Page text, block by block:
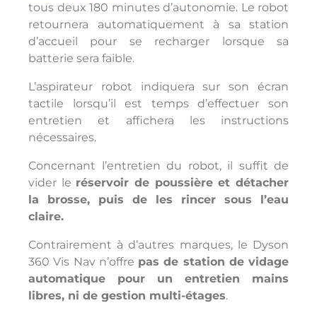
tous deux 180 minutes d’autonomie. Le robot
retournera automatiquement à sa station
d’accueil pour se recharger lorsque sa
batterie sera faible.
L’aspirateur robot indiquera sur son écran
tactile lorsqu’il est temps d’effectuer son
entretien et affichera les instructions
nécessaires.
Concernant l’entretien du robot, il suffit de
vider le réservoir de poussière et détacher
la brosse, puis de les rincer sous l’eau
claire.
Contrairement à d’autres marques, le Dyson
360 Vis Nav n’offre pas de station de vidage
automatique pour un entretien mains
libres, ni de gestion multi-étages.